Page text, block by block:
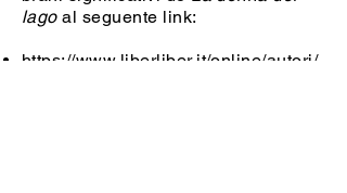
lagoal seguente link:
https://www.liberliber.it/online/autori/